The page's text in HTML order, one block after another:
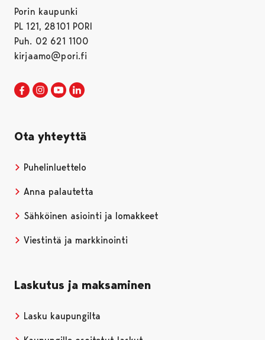
Porin kaupunki
PL 121, 28101 PORI
Puh. 02 621 1100
kirjaamo@pori.fi
Porin kaupunki Facebookissa
Avautuu uudessa välilehdessä
Porin kaupunki Instagramissa
Avautuu uudessa välilehdessä
Porin kaupunki Youtubessa
Avautuu uudessa välilehdessä
Ota yhteyttä
Puhelinluettelo
Anna palautetta
Sähköinen asiointi ja lomakkeet
Viestintä ja markkinointi
Laskutus ja maksaminen
Lasku kaupungilta